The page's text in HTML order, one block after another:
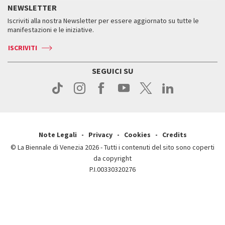
Come raggiungerci
Come raggiungerci
Contatti
Press
Orari e sedi
Biglietti
Servizi al pubblico
Come raggiungerci
Contatti
Storia
Orari e sedi
NEWSLETTER
Iscriviti alla nostra Newsletter per essere aggiornato su tutte le
manifestazioni e le iniziative.
ISCRIVITI
SEGUICI SU
Note Legali Privacy Cookies
Credits
© La Biennale di Venezia 2026 - Tutti i contenuti del sito sono coperti
da copyright
P.I.00330320276